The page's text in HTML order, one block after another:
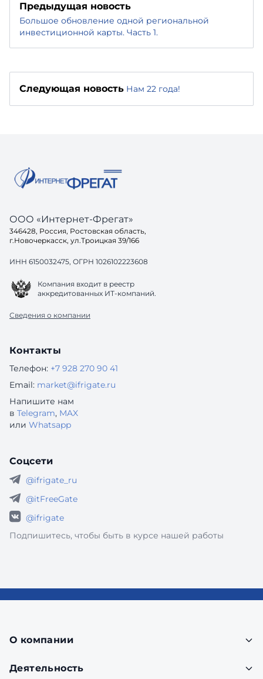
Предыдущая новость
Большое обновление одной региональной
инвестиционной карты. Часть 1.
Следующая новость Нам 22 года!
ООО «Интернет-Фрегат»
346428, Россия, Ростовская область,
г.Новочеркасск, ул.Троицкая 39/166
ИНН 6150032475, ОГРН 1026102223608
Компания входит в реестр
аккредитованных ИТ-компаний.
Сведения о компании
Контакты
Телефон: +7 928 270 90 41
Email: market@ifrigate.ru
Напишите нам
в Telegram, MAX
или Whatsapp
Соцсети
@ifrigate_ru
@itFreeGate
@ifrigate
Подпишитесь, чтобы быть в курсе нашей работы
О компании
Деятельность